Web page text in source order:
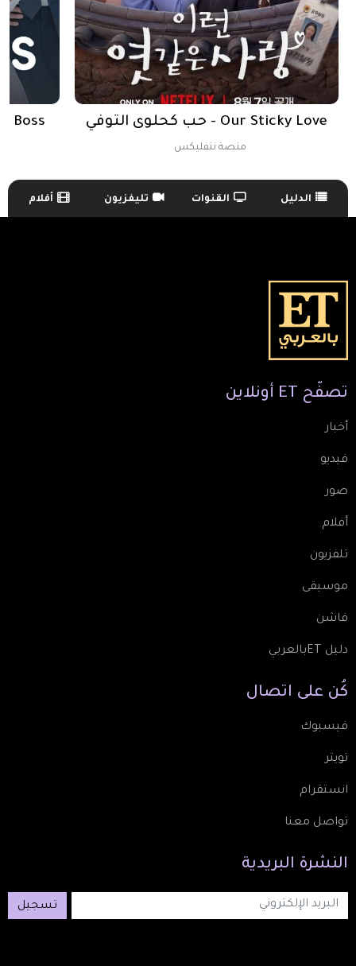
Our Sticky Love - حب كحلوى التوفي
منصة نتفليكس
TV Guide Menu الدليل القنوات تليفزيون أفلام
تصفّح ET أونلاين
أخبار
فيديو
صور
أفلام
تلفزيون
موسيقى
فاشن
دليل ETبالعربي
كُن على اتصال
فيسبوك
تويتر
انستقرام
تواصل معنا
النشرة البريدية
تسجيل